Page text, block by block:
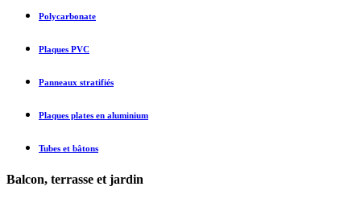
Polycarbonate
Plaques PVC
Panneaux stratifiés
Plaques plates en aluminium
Tubes et bâtons
Balcon, terrasse et jardin